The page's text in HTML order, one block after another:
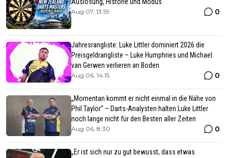
Aug 07, 13:59 0
Jahresrangliste: Luke Littler dominiert 2026 die
Preisgeldrangliste – Luke Humphries und Michael
van Gerwen verlieren an Boden
Aug 06, 14:15 0
„Momentan kommt er nicht einmal in die Nähe von
Phil Taylor“ – Darts-Analysten halten Luke Littler
noch lange nicht für den Besten aller Zeiten
Aug 06, 8:30 0
„Er ist sich nur zu gut bewusst, dass etwas